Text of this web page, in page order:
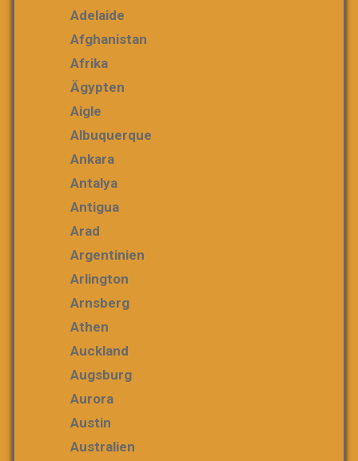
Adelaide
Afghanistan
Afrika
Ägypten
Aigle
Albuquerque
Ankara
Antalya
Antigua
Arad
Argentinien
Arlington
Arnsberg
Athen
Auckland
Augsburg
Aurora
Austin
Australien